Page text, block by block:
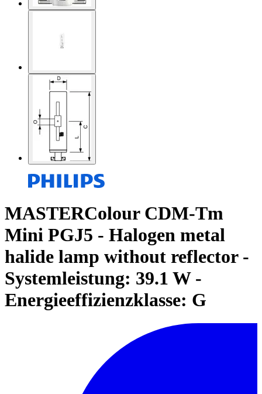
MASTERColour CDM-Tm
Mini PGJ5 - Halogen metal
halide lamp without reflector -
Systemleistung: 39.1 W -
Energieeffizienzklasse: G